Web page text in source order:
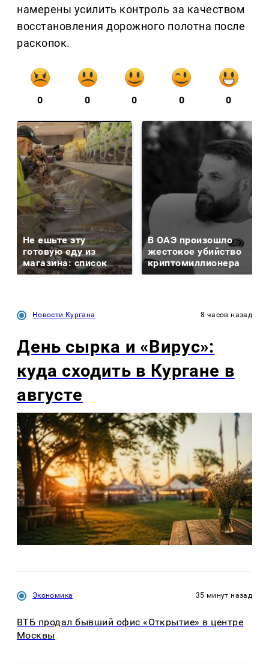
намерены усилить контроль за качеством
восстановления дорожного полотна после
раскопок.
0 0 0 0 0
Не ешьте эту
готовую еду из
магазина: список
В ОАЭ произошло
жестокое убийство
криптомиллионера
Новости Кургана 8 часов назад
День сырка и «Вирус»:
куда сходить в Кургане в
августе
Экономика 35 минут назад
ВТБ продал бывший офис «Открытие» в центре
Москвы